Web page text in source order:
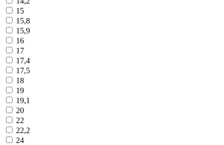
15
15,8
15,9
16
17
17,4
17,5
18
19
19,1
20
22
22,2
24